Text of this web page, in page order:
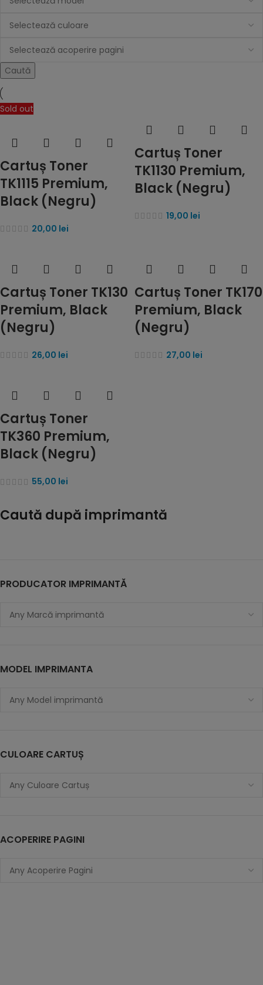
Caută după imprimantă
PRODUCATOR IMPRIMANTĂ
MODEL IMPRIMANTA
CULOARE CARTUȘ
ACOPERIRE PAGINI
Caută
Sold out
Cartuș Toner
TK1115 Premium,
Black (Negru)
20,00 lei
Cartuș Toner
TK1130 Premium,
Black (Negru)
19,00 lei
Cartuș Toner TK130
Premium, Black
(Negru)
26,00 lei
Cartuș Toner TK170
Premium, Black
(Negru)
27,00 lei
Cartuș Toner
TK360 Premium,
Black (Negru)
55,00 lei